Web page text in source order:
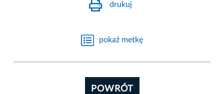
drukuj
pokaż metkę
POWRÓT